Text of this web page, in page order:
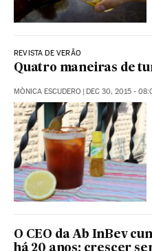
REVISTA DE VERÃO
Quatro maneiras de
MÒNICA ESCUDERO | DEC 30, 2015 -
O CEO da Ab InBev
há 20 anos: crescer